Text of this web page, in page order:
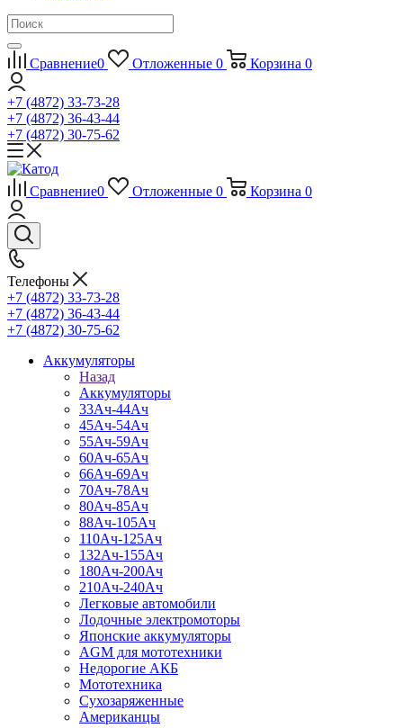
Сравнение0 Отложенные 0 Корзина 0
+7 (4872) 33-73-28
+7 (4872) 36-43-44
+7 (4872) 30-75-62
Сравнение0 Отложенные 0 Корзина 0
Телефоны
+7 (4872) 33-73-28
+7 (4872) 36-43-44
+7 (4872) 30-75-62
Аккумуляторы
Назад
Аккумуляторы
33Ач-44Ач
45Ач-54Ач
55Ач-59Ач
60Ач-65Ач
66Ач-69Ач
70Ач-78Ач
80Ач-85Ач
88Ач-105Ач
110Ач-125Ач
132Ач-155Ач
180Ач-200Ач
210Ач-240Ач
Легковые автомобили
Лодочные электромоторы
Японские аккумуляторы
AGM для мототехники
Недорогие АКБ
Мототехника
Сухозаряженные
Американцы